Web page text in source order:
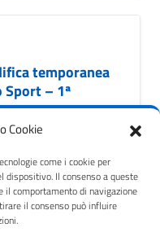
Cookie
come i cookie per
dispositivo. Il consenso a queste
il comportamento di navigazione
il consenso può influire
temporanea
– 1ª